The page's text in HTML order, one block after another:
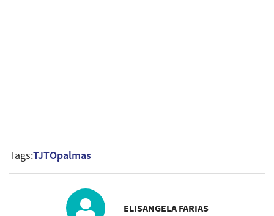
Tags:TJTOpalmas
ELISANGELA FARIAS